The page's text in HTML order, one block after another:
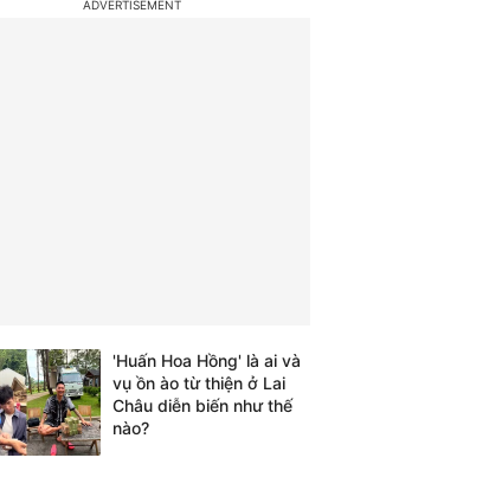
'Huấn Hoa Hồng' là ai và
vụ ồn ào từ thiện ở Lai
Châu diễn biến như thế
nào?